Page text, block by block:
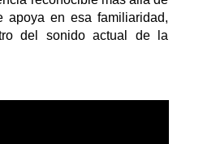
apoya en esa familiaridad,
del sonido actual de la